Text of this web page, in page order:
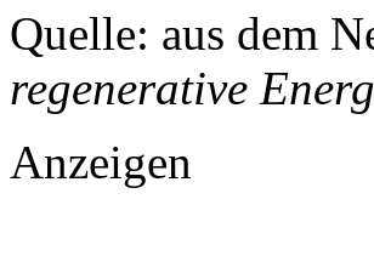
Quelle: aus dem
regenerative
Anzeigen